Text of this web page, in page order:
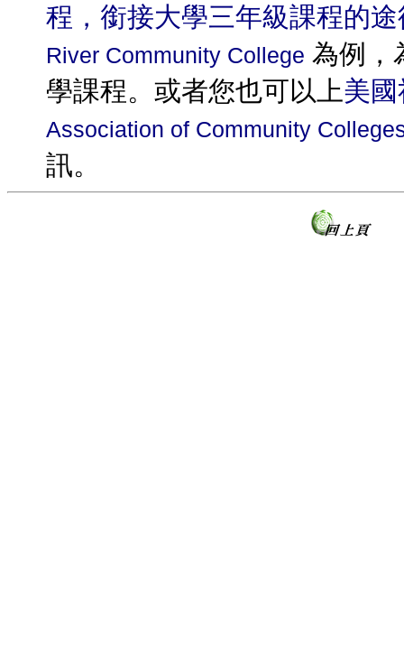
程，銜接大學三年級課程的途
River Community College 為例，
學課程。或者您也可以上美
Association of Community
訊。